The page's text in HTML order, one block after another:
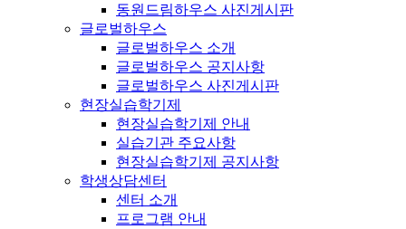
동원드림하우스 사진게시판
글로벌하우스
글로벌하우스 소개
글로벌하우스 공지사항
글로벌하우스 사진게시판
현장실습학기제
현장실습학기제 안내
실습기관 주요사항
현장실습학기제 공지사항
학생상담센터
센터 소개
프로그램 안내